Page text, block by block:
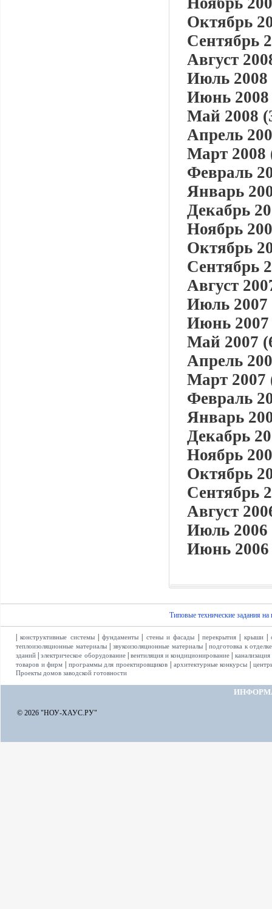
Октябрь
Сентябрь
Август
Июль 2008
Июнь 2008
Май 2008
Апрель
Март 2008
Февраль
Январь
Декабрь
Ноябрь
Октябрь
Сентябрь
Август
Июль 2007
Июнь 2007
Май 2007
Апрель
Март 2007
Февраль
Январь
Декабрь
Ноябрь
Октябрь
Сентябрь
Август
Июль 2006
Июнь 2006
Типовые технические задания на
|конструктивные системы|фундаменты стены и фасады перекрытия| крыши|
теплоизоляционные материалы| звукоизоляционные материалы|
подготовка к отделке
зданий |электрическое оборудование| вентиляция и кондиционирование канализация
товаров и фирм программы для проектировщиков архитектурные конкурсы
Проекты домов заводской готовности
© 2026 "НОУ-ХАУС.РУ"